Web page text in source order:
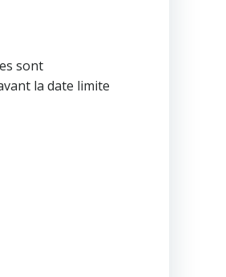
sont
la date limite